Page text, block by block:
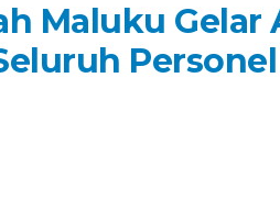
Maluku Gelar